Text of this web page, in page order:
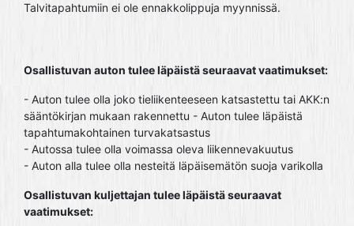
Talvitapahtumiin ei ole ennakkolippuja myynnissä.
Osallistuvan auton tulee läpäistä seuraavat vaatimukset:
- Auton tulee olla joko tieliikenteeseen katsastettu tai AKK:n
sääntökirjan mukaan rakennettu - Auton tulee läpäistä
tapahtumakohtainen turvakatsastus
- Autossa tulee olla voimassa oleva liikennevakuutus
- Auton alla tulee olla nesteitä läpäisemätön suoja varikolla
Osallistuvan kuljettajan tulee läpäistä seuraavat
vaatimukset: